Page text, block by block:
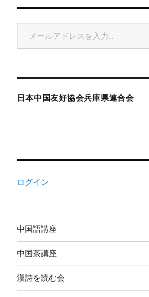
メールアドレスを入力...
日本中国友好協会兵庫県連合会
ログイン
中国語講座
中国茶講座
漢詩を読む会